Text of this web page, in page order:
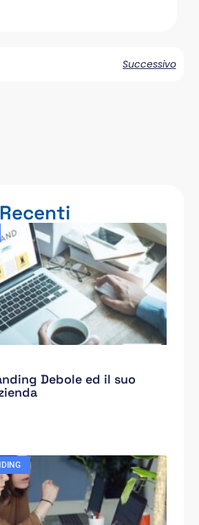
Successivo
Debole ed il suo